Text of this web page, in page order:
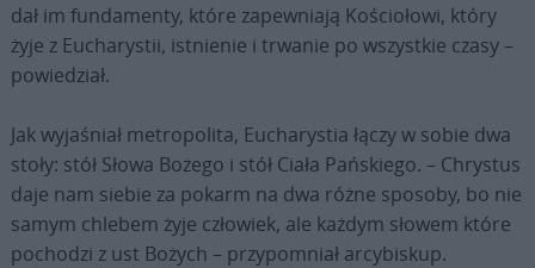
dał im fundamenty, które zapewniają Kościołowi, który
żyje z Eucharystii, istnienie i trwanie po wszystkie czasy –
powiedział.
Jak wyjaśniał metropolita, Eucharystia łączy w sobie dwa
stoły: stół Słowa Bożego i stół Ciała Pańskiego. – Chrystus
daje nam siebie za pokarm na dwa różne sposoby, bo nie
samym chlebem żyje człowiek, ale każdym słowem które
pochodzi z ust Bożych – przypomniał arcybiskup.